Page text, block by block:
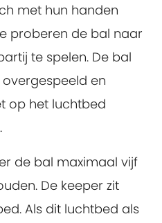
met hun handen
proberen de bal naar
te spelen. De bal
en
op het luchtbed
de bal maximaal vijf
De keeper zit
Als dit luchtbed als